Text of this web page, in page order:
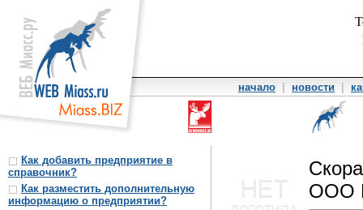
начало новости
Как добавить предприятие в
справочник?
Как разместить дополнительную
информацию о предприятии?
ООО